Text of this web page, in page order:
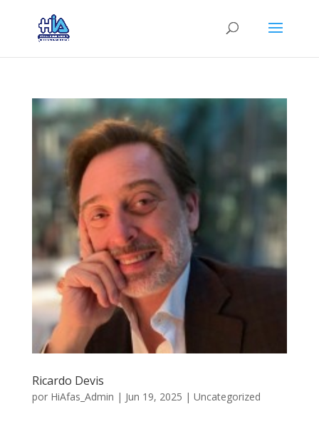
Ricardo Devis
por HiAfas_Admin | Jun 19, 2025 | Uncategorized